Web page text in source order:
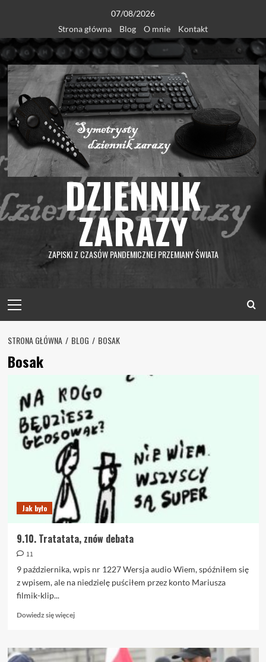
content
07/08/2026
Strona główna
Blog O mnie Kontakt
DZIENNIK
ZARAZY
ZAPISKI Z CZASÓW PANDEMICZNEJ PRZEMIANY ŚWIATA
Menu
STRONA GŁÓWNA BLOG BOSAK
Bosak
Jak było
9.10. Tratatata, znów debata
11
9 października, wpis nr 1227 Wersja audio Wiem, spóźniłem się
z wpisem, ale na niedzielę puściłem przez konto Mariusza
filmik-klip...
Dowiedz się więcejDowiedz
o
9.10.